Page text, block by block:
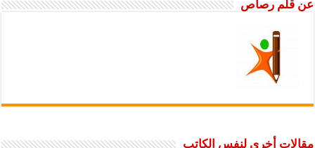
عن قلم رصاص
مقالات أخرى لنفس الكاتب